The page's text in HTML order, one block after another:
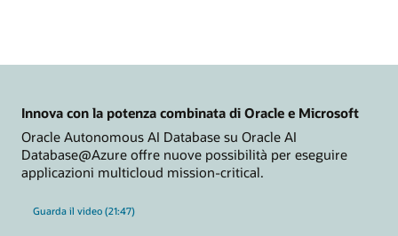
Innova con la potenza combinata di Oracle e Microsoft
Oracle Autonomous AI Database su Oracle AI
Database@Azure offre nuove possibilità per eseguire
applicazioni multicloud mission-critical.
Guarda il video (21:47)